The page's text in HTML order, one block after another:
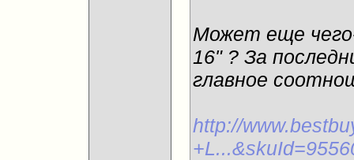
Может еще
16" ? За
главное
http://